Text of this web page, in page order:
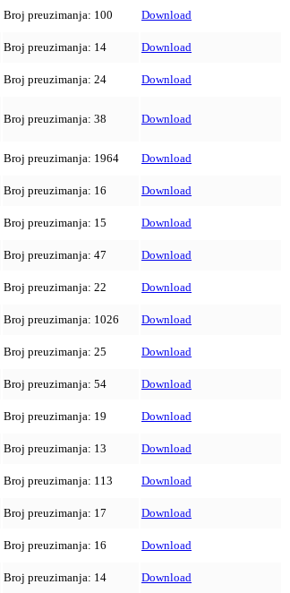
Broj preuzimanja: 100 Download
Broj preuzimanja: 14 Download
Broj preuzimanja: 24 Download
Broj preuzimanja: 38 Download
Broj preuzimanja: 1964
Download
Broj preuzimanja: 16 Download
Broj preuzimanja: 15
Download
Broj preuzimanja: 47
Download
Broj preuzimanja: 22
Download
Broj preuzimanja: 1026 Download
Broj preuzimanja: 25
Download
Broj preuzimanja: 54 Download
Broj preuzimanja: 19 Download
Broj preuzimanja: 13
Download
Broj preuzimanja: 113
Download
Broj preuzimanja: 17
Download
Broj preuzimanja: 16 Download
Broj preuzimanja: 14
Download